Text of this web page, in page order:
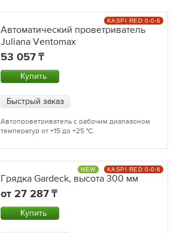
Автоматический проветриватель
Juliana Ventomax
53 057
Купить
Быстрый заказ
Автопроветриватель с рабочим диапазоном
температур от +15 до +25 °С.
KASPI RED 0-0-6
Грядка Gardeck, высота 300 мм
от 27 287
Купить
NEW KASPI RED 0-0-6